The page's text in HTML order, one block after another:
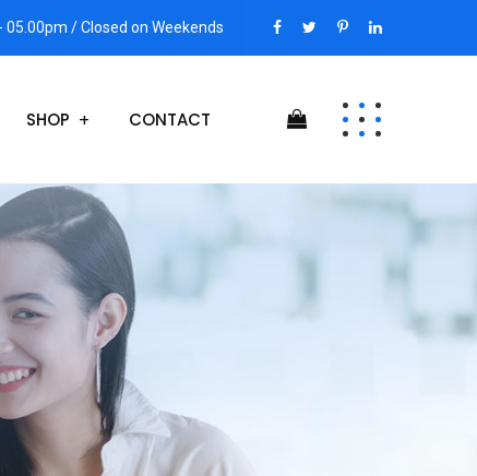
05.00pm / Closed on Weekends
SHOP CONTACT